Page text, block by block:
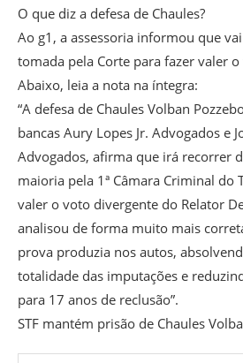
O que diz a defesa de Chaules?
Ao g1, a assessoria informou que
tomada pela Corte para fazer valer
Abaixo, leia a nota na íntegra:
“A defesa de Chaules Volban
bancas Aury Lopes Jr. Advogados e
Advogados, afirma que irá recorrer
maioria pela 1ª Câmara Criminal do
valer o voto divergente do Relator
analisou de forma muito mais
prova produzia nos autos,
totalidade das imputações e
para 17 anos de reclusão”.
STF mantém prisão de Chaules